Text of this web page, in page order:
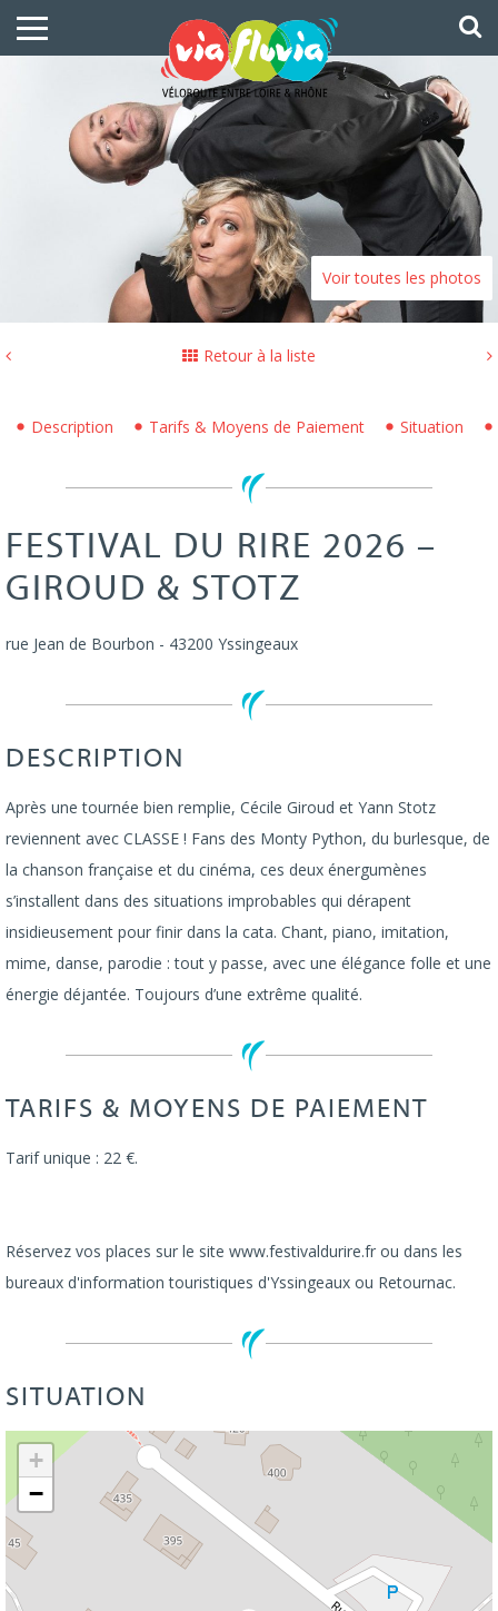
Voir toutes les photos
Retour à la liste
Description Tarifs & Moyens de Paiement Situation
FESTIVAL DU RIRE 2026 –
GIROUD & STOTZ
rue Jean de Bourbon - 43200 Yssingeaux
DESCRIPTION
Après une tournée bien remplie, Cécile Giroud et Yann Stotz
reviennent avec CLASSE ! Fans des Monty Python, du burlesque, de
la chanson française et du cinéma, ces deux énergumènes
s’installent dans des situations improbables qui dérapent
insidieusement pour finir dans la cata. Chant, piano, imitation,
mime, danse, parodie : tout y passe, avec une élégance folle et une
énergie déjantée. Toujours d’une extrême qualité.
TARIFS & MOYENS DE PAIEMENT
Tarif unique : 22 €.
Réservez vos places sur le site www.festivaldurire.fr ou dans les
bureaux d'information touristiques d'Yssingeaux ou Retournac.
SITUATION
+
−